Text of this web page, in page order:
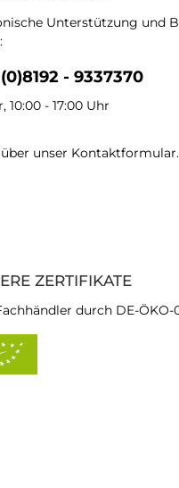
Unterstützung und
- 9337370
10:00 - 17:00 Uhr
unser Kontaktformular.
ZERTIFIKATE
durch DE-ÖKO-